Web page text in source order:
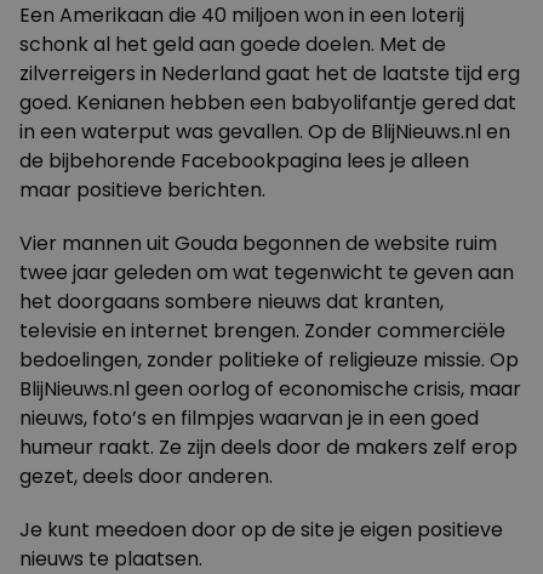
Een Amerikaan die 40 miljoen won in een loterij
schonk al het geld aan goede doelen. Met de
zilverreigers in Nederland gaat het de laatste tijd erg
goed. Kenianen hebben een babyolifantje gered dat
in een waterput was gevallen. Op de BlijNieuws.nl en
de bijbehorende Facebookpagina lees je alleen
maar positieve berichten.
Vier mannen uit Gouda begonnen de website ruim
twee jaar geleden om wat tegenwicht te geven aan
het doorgaans sombere nieuws dat kranten,
televisie en internet brengen. Zonder commerciële
bedoelingen, zonder politieke of religieuze missie. Op
BlijNieuws.nl geen oorlog of economische crisis, maar
nieuws, foto’s en filmpjes waarvan je in een goed
humeur raakt. Ze zijn deels door de makers zelf erop
gezet, deels door anderen.
Je kunt meedoen door op de site je eigen positieve
nieuws te plaatsen.